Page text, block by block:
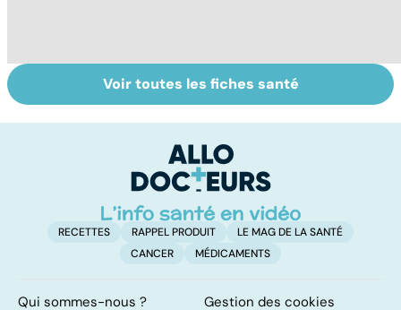
Grand froid : nos
conseils
Perturbateurs
endocriniens :
notre santé
Voir toutes les fiches santé
RECETTES RAPPEL PRODUIT
LE MAG DE LA SANTÉ
CANCER
MÉDICAMENTS
Qui sommes-nous ? Gestion des cookies